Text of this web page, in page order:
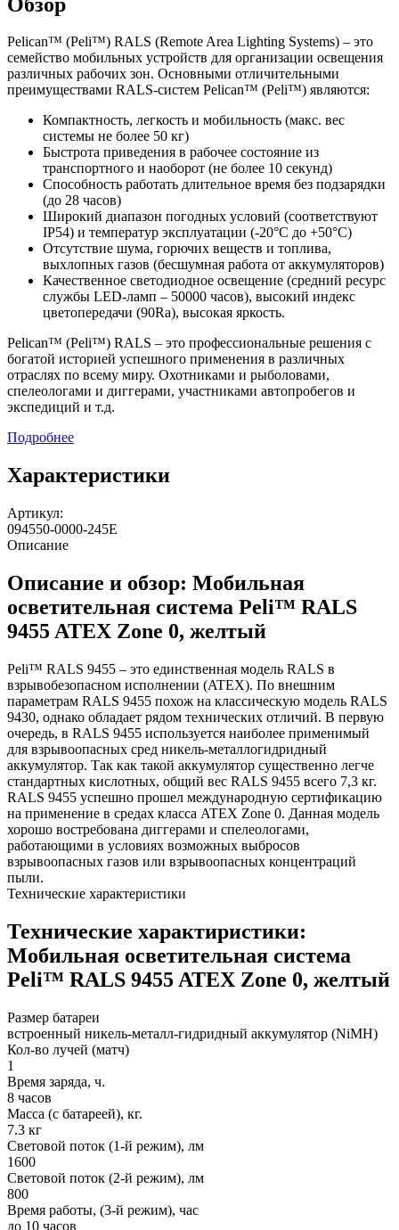
Pelican™ (Peli™) RALS (Remote Area Lighting Systems) – это
семейство мобильных устройств для организации освещения
различных рабочих зон. Основными отличительными
преимуществами RALS-систем Pelican™ (Peli™) являются:
Компактность, легкость и мобильность (макс. вес
системы не более 50 кг)
Быстрота приведения в рабочее состояние из
транспортного и наоборот (не более 10 секунд)
Способность работать длительное время без подзарядки
(до 28 часов)
Широкий диапазон погодных условий (соответствуют
IP54) и температур эксплуатации (-20°C до +50°C)
Отсутствие шума, горючих веществ и топлива,
выхлопных газов (бесшумная работа от аккумуляторов)
Качественное светодиодное освещение (средний ресурс
службы LED-ламп – 50000 часов), высокий индекс
цветопередачи (90Ra), высокая яркость.
Pelican™ (Peli™) RALS – это профессиональные решения с
богатой историей успешного применения в различных
отраслях по всему миру. Охотниками и рыболовами,
спелеологами и диггерами, участниками автопробегов и
экспедиций и т.д.
Подробнее
Характеристики
Артикул:
094550-0000-245E
Описание
Описание и обзор: Мобильная
осветительная система Peli™ RALS
9455 ATEX Zone 0, желтый
Peli™ RALS 9455 – это единственная модель RALS в
взрывобезопасном исполнении (ATEX). По внешним
параметрам RALS 9455 похож на классическую модель RALS
9430, однако обладает рядом технических отличий. В первую
очередь, в RALS 9455 используется наиболее применимый
для взрывоопасных сред никель-металлогидридный
аккумулятор. Так как такой аккумулятор существенно легче
стандартных кислотных, общий вес RALS 9455 всего 7,3 кг.
RALS 9455 успешно прошел международную сертификацию
на применение в средах класса ATEX Zone 0. Данная модель
хорошо востребована диггерами и спелеологами,
работающими в условиях возможных выбросов
взрывоопасных газов или взрывоопасных концентраций
пыли.
Технические характеристики
Технические характиристики:
Мобильная осветительная система
Peli™ RALS 9455 ATEX Zone 0, желтый
Размер батареи
встроенный никель-металл-гидридный аккумулятор (NiMH)
Кол-во лучей (матч)
1
Время заряда, ч.
8 часов
Масса (с батареей), кг.
7.3 кг
Световой поток (1-й режим), лм
1600
Световой поток (2-й режим), лм
800
Время работы, (3-й режим), час
до 10 часов